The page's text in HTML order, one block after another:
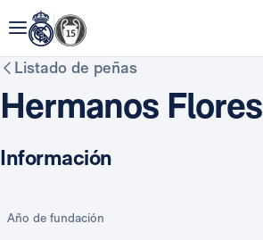
Listado de peñas
Hermanos Flores
Información
Año de fundación